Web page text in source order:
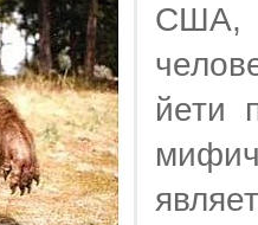
США,
йети